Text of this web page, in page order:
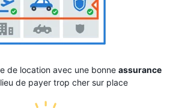
de location avec une bonne assurance
de payer trop cher sur place